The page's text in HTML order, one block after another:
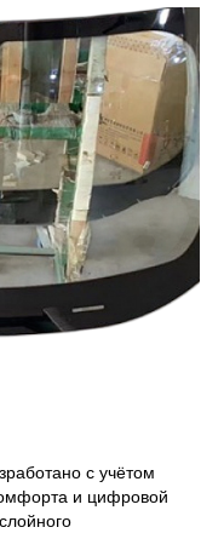
с учётом
и цифровой